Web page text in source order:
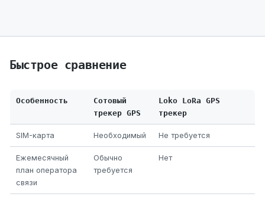
Быстрое сравнение
Особенность
Сотовый
трекер GPS
Loko LoRa GPS
трекер
SIM-карта Необходимый Не требуется
Ежемесячный
план оператора
связи
Обычно
требуется
Нет